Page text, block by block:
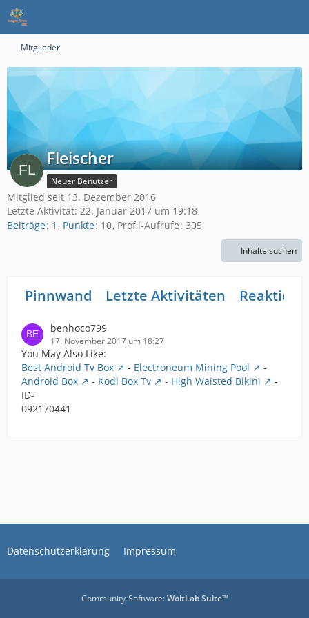
Mitglieder
Fleischer
Neuer Benutzer
Mitglied seit 13. Dezember 2016
Letzte Aktivität: 22. Januar 2017 um 19:18
Beiträge 1 Punkte 10 Profil-Aufrufe 305
Inhalte suchen
Pinnwand Letzte Aktivitäten
benhoco799
17. November 2017 um 18:27
You May Also Like:
Best Android Tv Box
- Electroneum Mining Pool
-
Android Box
- Kodi Box Tv - High Waisted Bikini
-
ID-
092170441
Datenschutzerklärung Impressum
Community-Software:WoltLab Suite™